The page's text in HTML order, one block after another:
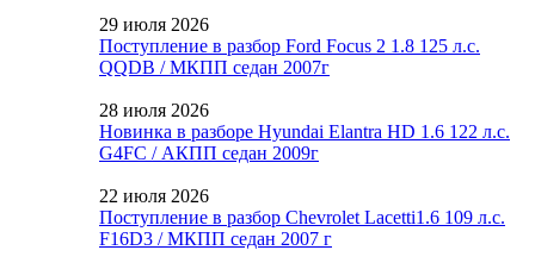
29 июля 2026
Поступление в разбор Ford Focus 2 1.8 125 л.с.
QQDB / МКПП седан 2007г
28 июля 2026
Новинка в разборе Hyundai Elantra HD 1.6 122 л.с.
G4FC / АКПП седан 2009г
22 июля 2026
Поступление в разбор Chevrolet Lacetti1.6 109 л.с.
F16D3 / МКПП седан 2007 г